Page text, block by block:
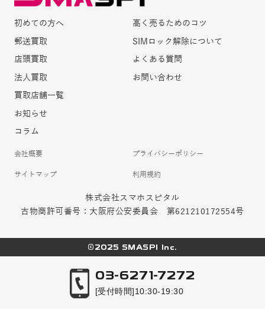
初めての方へ
郵送買取
店頭買取
法人買取
買取店舗一覧
お知らせ
コラム
高く売るためのコツ
SIMロック解除について
よくある質問
お問い合わせ
会社概要 プライバシーポリシー
サイトマップ 利用規約
株式会社スマホスピタル
古物商許可番号：大阪府公安委員会 第621210172554号
©2025 SMASPI Inc.
03-6271-7272
[受付時間]10:30-19:30